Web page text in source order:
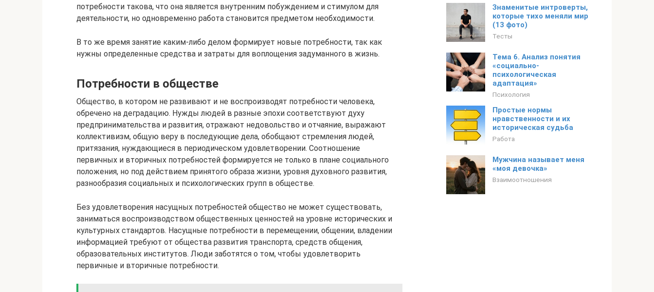
потребности такова, что она является внутренним побуждением и стимулом для
деятельности, но одновременно работа становится предметом необходимости.
В то же время занятие каким-либо делом формирует новые потребности, так как
нужны определенные средства и затраты для воплощения задуманного в жизнь.
Потребности в обществе
Общество, в котором не развивают и не воспроизводят потребности человека,
обречено на деградацию. Нужды людей в разные эпохи соответствуют духу
предпринимательства и развития, отражают недовольство и отчаяние, выражают
коллективизм, общую веру в последующие дела, обобщают стремления людей,
притязания, нуждающиеся в периодическом удовлетворении. Соотношение
первичных и вторичных потребностей формируется не только в плане социального
положения, но под действием принятого образа жизни, уровня духовного развития,
разнообразия социальных и психологических групп в обществе.
Без удовлетворения насущных потребностей общество не может существовать,
заниматься воспроизводством общественных ценностей на уровне исторических и
культурных стандартов. Насущные потребности в перемещении, общении, владении
информацией требуют от общества развития транспорта, средств общения,
образовательных институтов. Люди заботятся о том, чтобы удовлетворить
первичные и вторичные потребности.
Знаменитые интроверты,
которые тихо меняли мир
(13 фото)
Тесты
Тема 6. Анализ понятия
«социально-
психологическая
адаптация»
Психология
Простые нормы
нравственности и их
историческая судьба
Работа
Мужчина называет меня
«моя девочка»
Взаимоотношения